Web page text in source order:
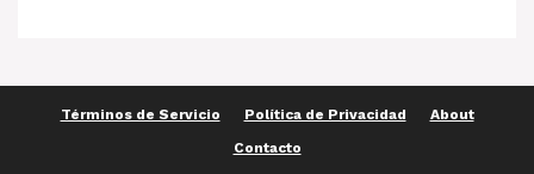
Términos de Servicio Política de Privacidad
About
Contacto